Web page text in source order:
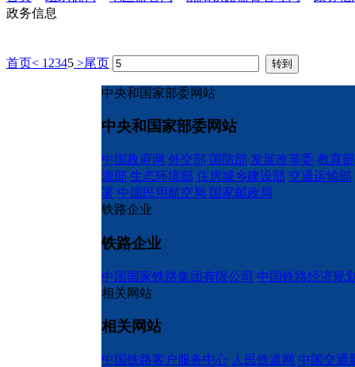
政务信息
首页< 1 2345 >尾页
中央和国家部委网站
中央和国家部委网站
中国政府网 外交部 国防部 发展改革委 教育部
源部 生态环境部 住房城乡建设部 交通运输部
署 中国民用航空局 国家邮政局
铁路企业
铁路企业
中国国家铁路集团有限公司 中国铁路经济规
相关网站
相关网站
中国铁路客户服务中心 人民铁道网 中国交通